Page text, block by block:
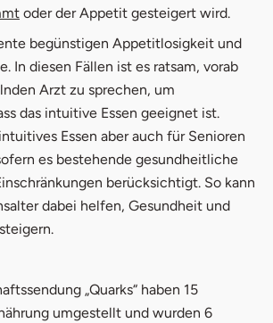
oder der Appetit gesteigert wird.
begünstigen Appetitlosigkeit und
In diesen Fällen ist es ratsam, vorab
Arzt zu sprechen, um
das intuitive Essen geeignet ist.
Essen aber auch für Senioren
es bestehende gesundheitliche
berücksichtigt. So kann
dabei helfen, Gesundheit und
„Quarks“ haben 15
umgestellt und wurden 6